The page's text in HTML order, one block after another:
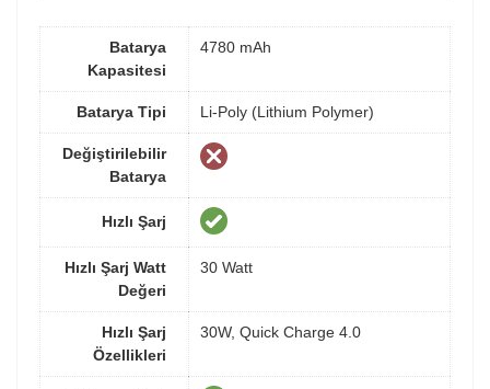
Batarya
Kapasitesi
4780 mAh
Batarya Tipi Li-Poly (Lithium Polymer)
Değiştirilebilir
Batarya
Hızlı Şarj
Hızlı Şarj Watt
Değeri
30 Watt
Hızlı Şarj
Özellikleri
30W, Quick Charge 4.0